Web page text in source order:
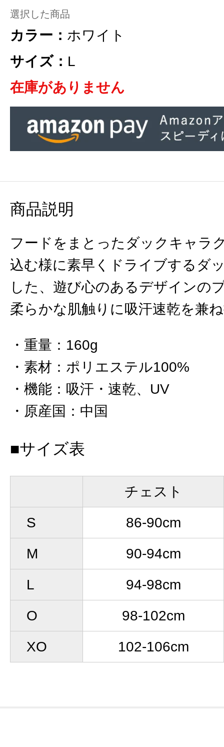
選択した商品
カラー： ホワイト
サイズ： L
在庫がありません
商品説明
フードをまとったダックキャラ
込む様に素早くドライブするダ
した、遊び心のあるデザインの
柔らかな肌触りに吸汗速乾を兼
重量 ： 160g
素材 ： ポリエステル100%
機能 ： 吸汗・速乾、UV
原産国 ： 中国
■サイズ表
チェスト
S
86-90cm
M
90-94cm
L
94-98cm
O
98-102cm
XO
102-106cm